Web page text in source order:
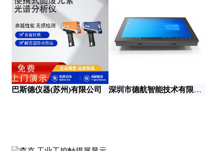
巴斯德仪器(苏州)有限公司 深圳市德航智能技术有限公司